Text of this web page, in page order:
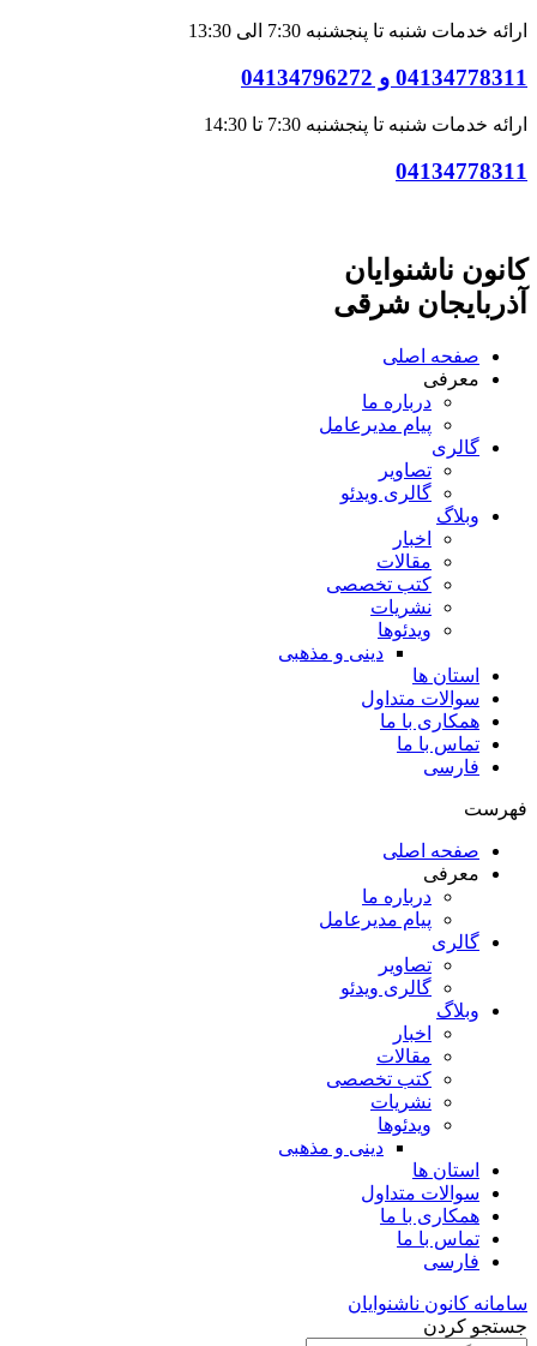
ارائه خدمات شنبه تا پنجشنبه 7:30 الی 13:30
04134778311 و 04134796272
ارائه خدمات شنبه تا پنجشنبه 7:30 تا 14:30
04134778311
کانون ناشنوایان
آذربایجان شرقی
صفحه اصلی
معرفی
درباره ما
پیام مدیرعامل
گالری
تصاویر
گالری ویدئو
وبلاگ
اخبار
مقالات
کتب تخصصی
نشریات
ویدئوها
دینی و مذهبی
استان ها
سوالات متداول
همکاری با ما
تماس با ما
فارسی
فهرست
صفحه اصلی
معرفی
درباره ما
پیام مدیرعامل
گالری
تصاویر
گالری ویدئو
وبلاگ
اخبار
مقالات
کتب تخصصی
نشریات
ویدئوها
دینی و مذهبی
استان ها
سوالات متداول
همکاری با ما
تماس با ما
فارسی
سامانه کانون ناشنوایان
جستجو کردن